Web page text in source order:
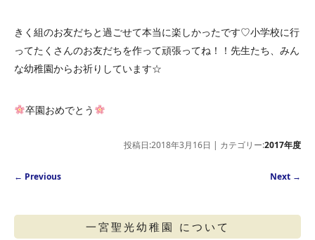
きく組のお友だちと過ごせて本当に楽しかったです♡小学校に行
ってたくさんのお友だちを作って頑張ってね！！先生たち、みん
な幼稚園からお祈りしています☆
卒園おめでとう
投稿日:2018年3月16日 | カテゴリー:2017年度
Post navigation
← Previous Next →
一宮聖光幼稚園 について